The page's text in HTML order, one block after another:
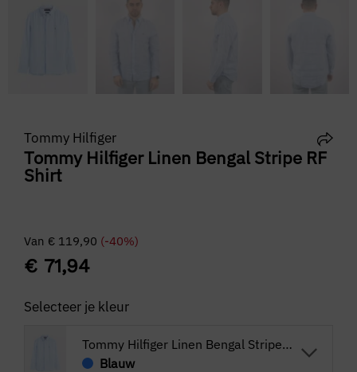
Tommy Hilfiger
Tommy Hilfiger Linen Bengal Stripe RF
Shirt
Van € 119,90 (-40%)
€ 71,94
Selecteer je kleur
Tommy Hilfiger Linen Bengal Stripe RF Shirt
Blauw